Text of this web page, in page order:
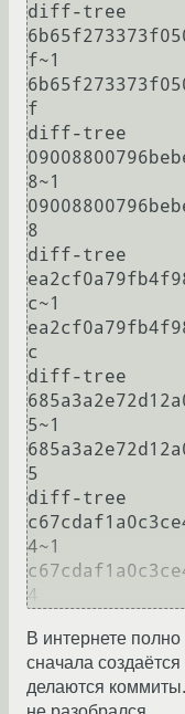
diff-tree
f~1
f
diff-tree
8~1
8
diff-tree
c~1
c
diff-tree
5~1
5
diff-tree
4~1
4
В интернете полно
сначала
делаются